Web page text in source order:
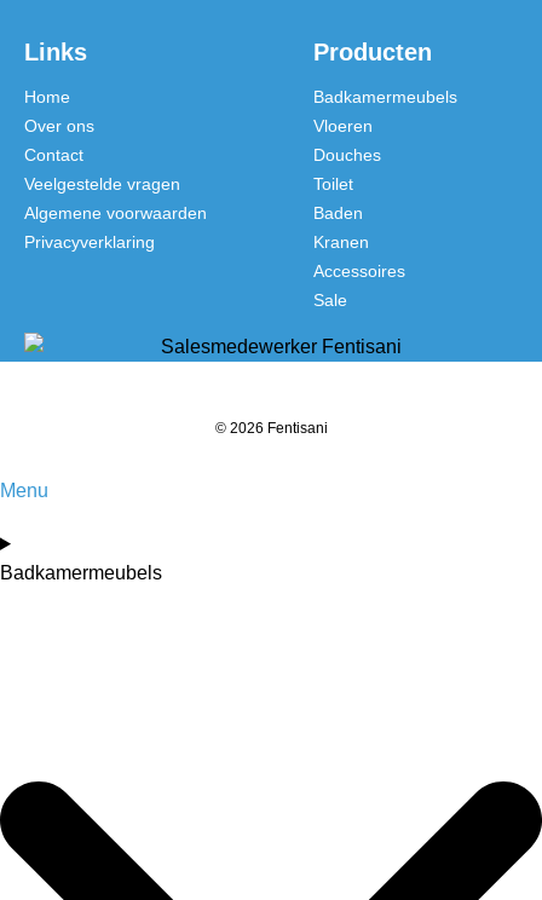
Links
Home
Over ons
Contact
Veelgestelde vragen
Algemene voorwaarden
Privacyverklaring
Producten
Badkamermeubels
Vloeren
Douches
Toilet
Baden
Kranen
Accessoires
Sale
© 2026 Fentisani
Menu
Badkamermeubels